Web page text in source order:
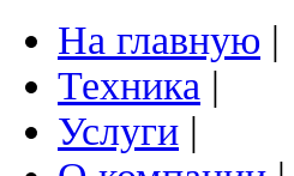
На главную |
Техника |
Услуги |